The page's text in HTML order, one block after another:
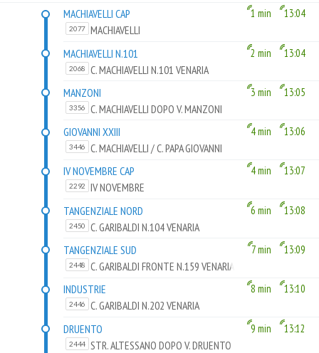
MACHIAVELLI CAP
2077 MACHIAVELLI
1 min 13:04
MACHIAVELLI N.101
2068 C. MACHIAVELLI N.101 VENARIA
2 min 13:04
MANZONI
3356 C. MACHIAVELLI DOPO V. MANZONI
3 min 13:05
GIOVANNI XXIII
3446
C. MACHIAVELLI / C. PAPA GIOVANNI
XXIII
4 min 13:06
IV NOVEMBRE CAP
2292 IV NOVEMBRE
4 min 13:07
TANGENZIALE NORD
2450 C. GARIBALDI N.104 VENARIA
6 min 13:08
TANGENZIALE SUD
2448 C. GARIBALDI FRONTE N.159 VENARIA
7 min 13:09
INDUSTRIE
2446 C. GARIBALDI N.202 VENARIA
8 min 13:10
DRUENTO
2444 STR. ALTESSANO DOPO V. DRUENTO
9 min 13:12